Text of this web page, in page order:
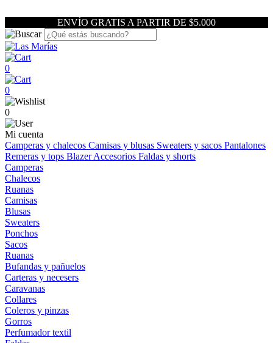
ENVÍO GRATIS A PARTIR DE $5.000
0
0
0
Mi cuenta
Camperas y chalecos Camisas y blusas Sweaters y sacos Pantalones
Remeras y tops BlazerAccesorios Faldas y shorts
Camperas
Chalecos
Ruanas
Camisas
Blusas
Sweaters
Ponchos
Sacos
Ruanas
Bufandas y pañuelos
Carteras y necesers
Caravanas
Collares
Coleros y pinzas
Gorros
Perfumador textil